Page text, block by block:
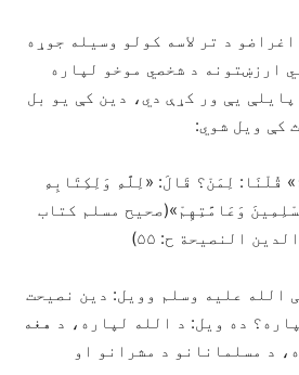
د تر لاسه کولو وسیله جوړه
ارزښتونه د شخصي موخو لپاره
يې ور کړې دي، دین کې یو بل
کې ویل شوي:
قُلْنَا: لِمَنْ؟ قَالَ: «لِلَّهِ وَلِكِتَابِهِ
وَعَامَّتِهِمْ»(صحیح مسلم کتاب
النصیحة ح: ۵۵)
الله علیه وسلم وویل: دین نصیحت
ده ویل: د الله لپاره، د هغه
د مسلمانانو د مشرانو او